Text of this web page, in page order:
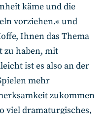
käme und die
vorziehen.« und
Ihnen das Thema
zu haben, mit
ist es also an der
mehr
zukommen
viel dramaturgisches,